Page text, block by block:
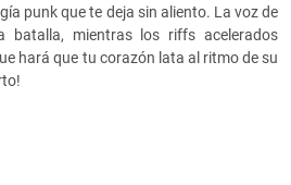
punk que te deja sin aliento. La voz de
batalla, mientras los riffs acelerados
hará que tu corazón lata al ritmo de su